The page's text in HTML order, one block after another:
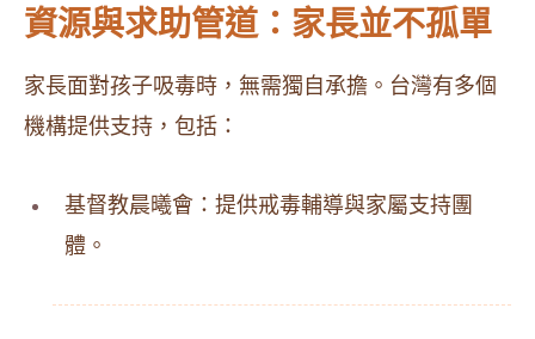
資源與求助管道：家長並不孤單
家長面對孩子吸毒時，無需獨自承擔。台灣有多個
機構提供支持，包括：
基督教晨曦會：提供戒毒輔導與家屬支持團
體。